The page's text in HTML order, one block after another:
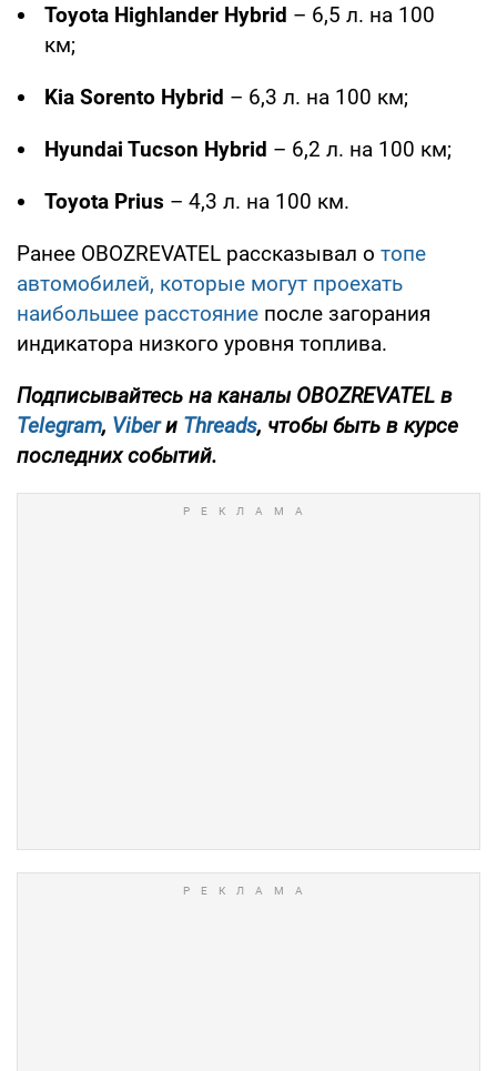
Toyota Highlander Hybrid – 6,5 л. на 100
км;
Kia Sorento Hybrid – 6,3 л. на 100 км;
Hyundai Tucson Hybrid – 6,2 л. на 100 км;
Toyota Prius – 4,3 л. на 100 км.
Ранее OBOZREVATEL рассказывал о топе
автомобилей, которые могут проехать
наибольшее расстояние после загорания
индикатора низкого уровня топлива.
Подписывайтесь на каналы OBOZREVATEL в
Telegram, Viber и Threads, чтобы быть в курсе
последних событий.